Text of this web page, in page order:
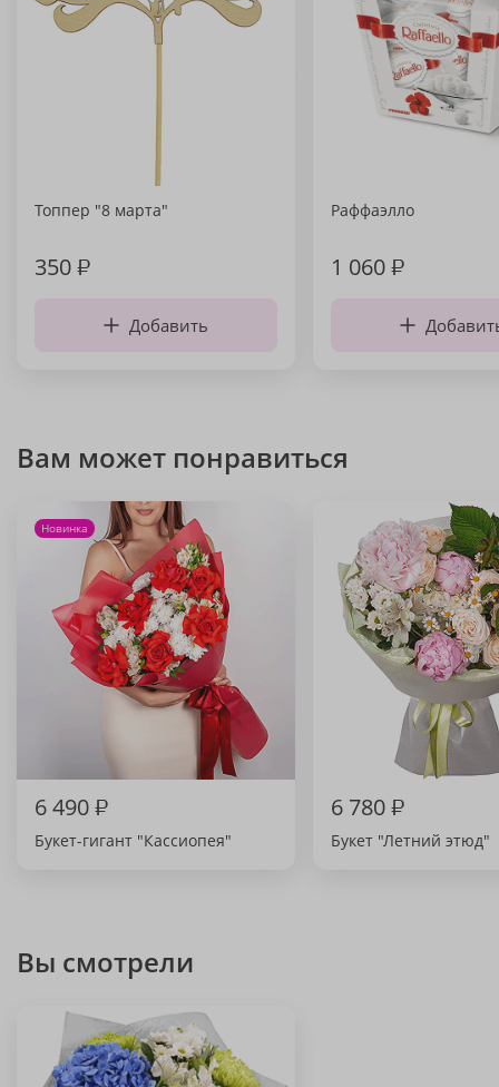
Топпер "8 марта"
350₽
Добавить
Раффаэлло
1 060₽
Вам может понравиться
Новинка
6 490₽
Букет-гигант "Кассиопея"
6 780₽
Букет "Летний этюд"
Вы смотрели